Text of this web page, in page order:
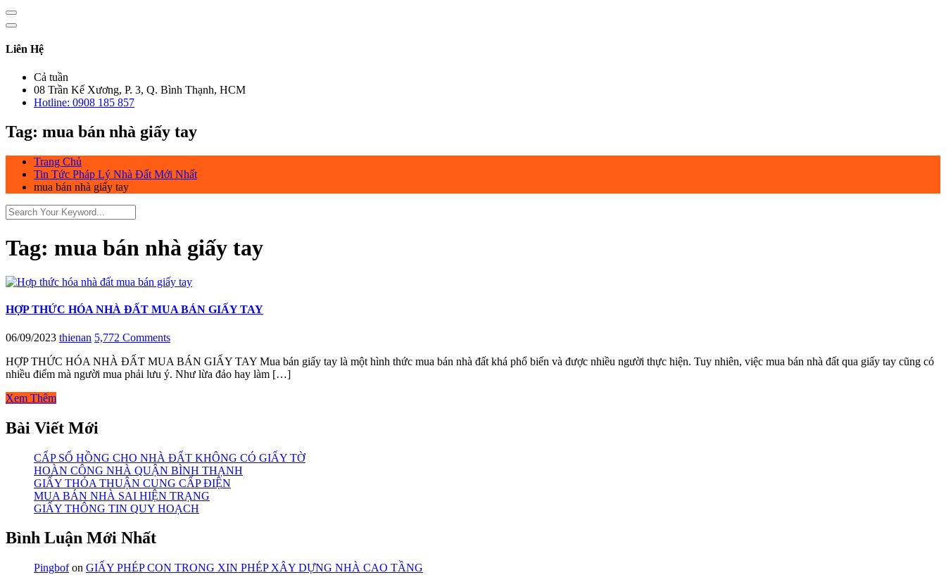
Liên Hệ
Cả tuần
08 Trần Kế Xương, P. 3, Q. Bình Thạnh, HCM
Hotline: 0908 185 857
Tag: mua bán nhà giấy tay
Trang Chủ
Tin Tức Pháp Lý Nhà Đất Mới Nhất
mua bán nhà giấy tay
Tag: mua bán nhà giấy tay
HỢP THỨC HÓA NHÀ ĐẤT MUA BÁN GIẤY TAY
06/09/2023 thienan 5,772 Comments
HỢP THỨC HÓA NHÀ ĐẤT MUA BÁN GIẤY TAY Mua bán giấy tay là một hình thức mua bán nhà đất khá phổ biến và được nhiều người thực hiện. Tuy nhiên, việc mua bán nhà đất qua giấy tay cũng có
nhiều điểm mà người mua phải lưu ý. Như lừa đảo hay làm […]
Xem Thêm
Bài Viết Mới
CẤP SỔ HỒNG CHO NHÀ ĐẤT KHÔNG CÓ GIẤY TỜ
HOÀN CÔNG NHÀ QUẬN BÌNH THẠNH
GIẤY THỎA THUẬN CUNG CẤP ĐIỆN
MUA BÁN NHÀ SAI HIỆN TRẠNG
GIẤY THÔNG TIN QUY HOẠCH
Bình Luận Mới Nhất
Pingbofon GIẤY PHÉP CON TRONG XIN PHÉP XÂY DỰNG NHÀ CAO TẦNG